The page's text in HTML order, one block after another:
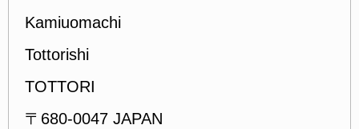
Kamiuomachi
Tottorishi
TOTTORI
〒680-0047 JAPAN